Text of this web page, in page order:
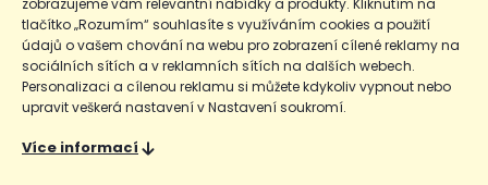
obchodní domyHoeffneraSconto.
Přejít naSconto.sk
zobrazujeme vám relevantní nabídky a produkty. Kliknutím na
tlačítko „Rozumím“ souhlasíte s využíváním cookies a použití
údajů o vašem chování na webu pro zobrazení cílené reklamy na
sociálních sítích a v reklamních sítích na dalších webech.
Personalizaci a cílenou reklamu si můžete kdykoliv vypnout nebo
upravit veškerá nastavení v Nastavení soukromí.
Více informací